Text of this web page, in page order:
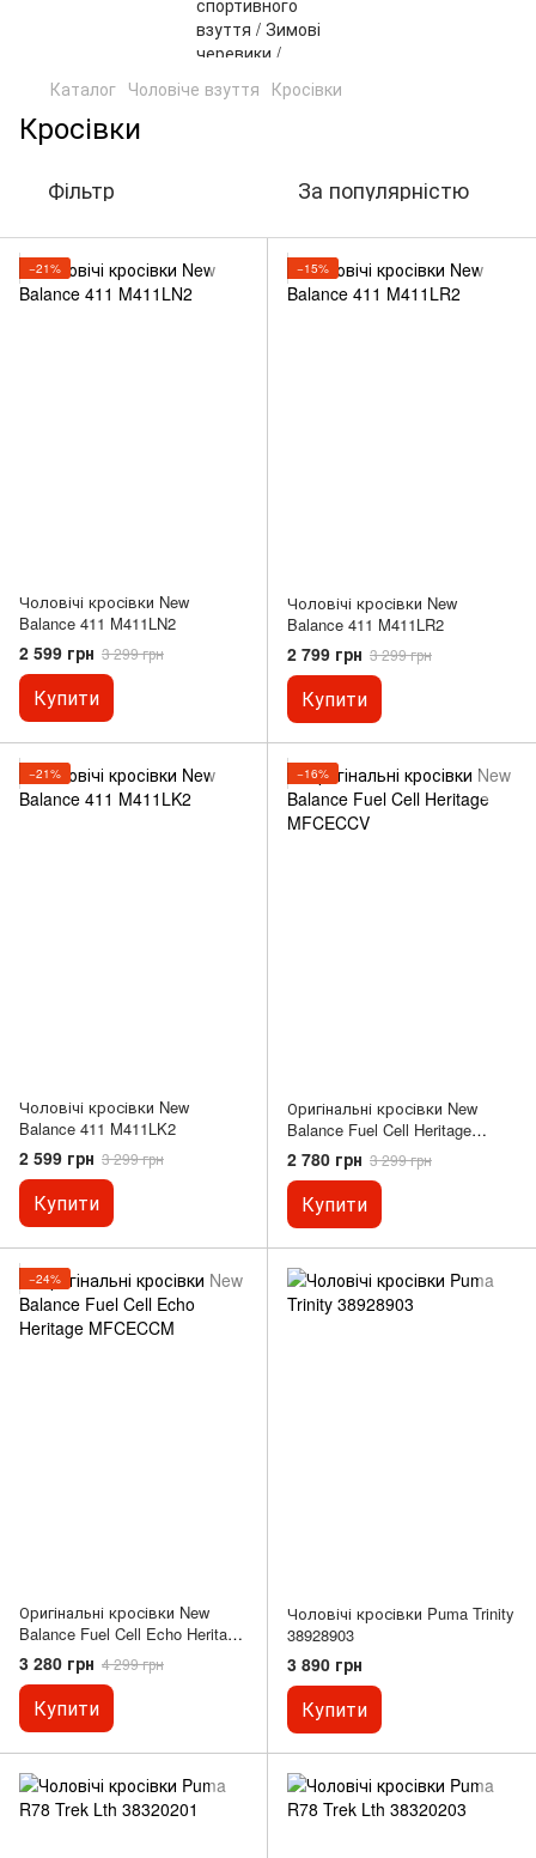
Каталог Чоловіче взуття Кросівки
Кросівки
Фільтр За популярністю
−21%
Чоловічі кросівки New
Balance 411 M411LN2
2 599 грн 3 299 грн
Купити
−15%
Чоловічі кросівки New
Balance 411 M411LR2
2 799 грн 3 299 грн
Купити
−21%
Чоловічі кросівки New
Balance 411 M411LK2
2 599 грн 3 299 грн
Купити
−16%
Оригінальні кросівки New
Balance Fuel Cell Heritage
MFCECCV
2 780 грн 3 299 грн
Купити
−24%
Оригінальні кросівки New
Balance Fuel Cell Echo Heritage
MFCECCM
3 280 грн 4 299 грн
Купити
Чоловічі кросівки Puma Trinity
38928903
3 890 грн
Купити